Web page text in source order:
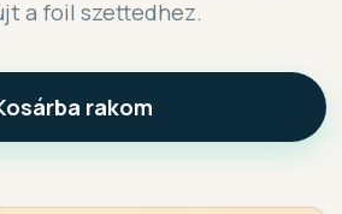
a foil szettedhez.
rakom